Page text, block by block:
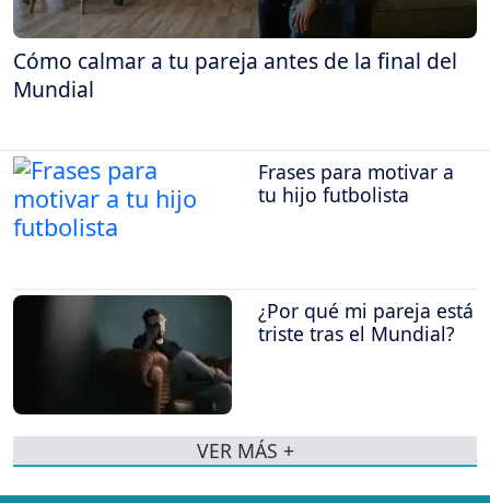
Cómo calmar a tu pareja antes de la final del
Mundial
Frases para motivar a
tu hijo futbolista
¿Por qué mi pareja está
triste tras el Mundial?
VER MÁS +